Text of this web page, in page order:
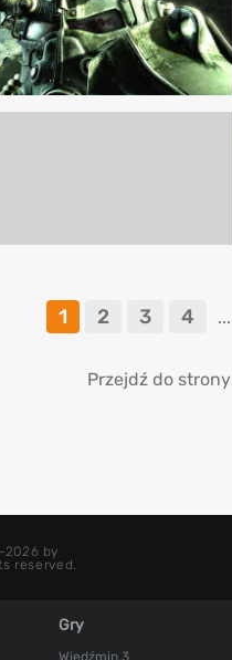
1 2 3 4 ...
Przejdź do strony
2026 by
reserved.
Gry